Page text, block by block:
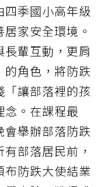
季國小高年級
家安全環境。
輩互動，更肩
角色，將防跌
讓部落裡的孩
念。在課程最
舉辦部落防跌
部落居民前，
布防跌大使結業